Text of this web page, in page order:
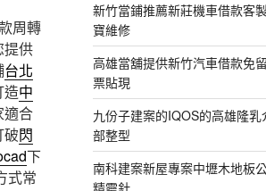
周轉
提供
台北
造中
適合
破閃
下
式常
新竹當鋪推薦新莊機車借款客
寶維修
高雄當舖提供新竹汽車借款免
票貼現
九份子建案的IQOS的高雄隆
部整型
南科建案新屋專案中壢木地板